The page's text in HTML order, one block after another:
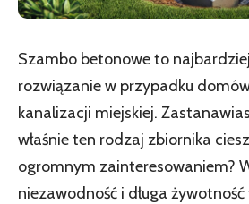
Szambo betonowe to
rozwiązanie w przypadku
kanalizacji miejskiej.
właśnie ten rodzaj zbiornika
ogromnym zainteresowaniem?
niezawodność i długa